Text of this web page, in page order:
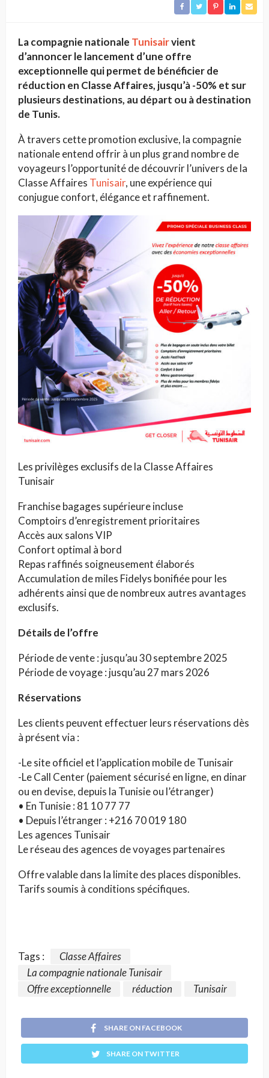
La compagnie nationale Tunisairvient
d’annoncerle lancement d’une offre
exceptionnelle qui permet de bénéficierde
réduction en Classe Affaires, jusqu’à -50% et sur
plusieurs destinations, au départ ou à destination
de Tunis.
À travers cette promotion exclusive, la compagnie
nationale entend offrir à un plus grand nombre de
voyageurs l’opportunité de découvrir l’univers de la
Classe Affaires Tunisair, une expérience qui
conjugue confort, élégance et raffinement.
Les privilèges exclusifs de la Classe Affaires
Tunisair
Franchise bagages supérieure incluse
Comptoirs d’enregistrement prioritaires
Accès aux salons VIP
Confort optimal à bord
Repas raffinés soigneusement élaborés
Accumulation de miles Fidelys bonifiée pour les
adhérents ainsi que de nombreux autres avantages
exclusifs.
Détails de l’offre
Période de vente : jusqu’au 30 septembre 2025
Période de voyage : jusqu’au 27 mars 2026
Réservations
Les clients peuvent effectuer leurs réservations dès
à présent via :
-Le site officiel et l’application mobile de Tunisair
-Le Call Center (paiement sécurisé en ligne, en dinar
ou en devise, depuis la Tunisie ou l’étranger)
• En Tunisie : 81 10 77 77
• Depuis l’étranger : +216 70 019 180
Les agences Tunisair
Le réseau des agences de voyages partenaires
Offre valable dans la limite des places disponibles.
Tarifs soumis à conditions spécifiques.
Tags :
Classe Affaires
La compagnie nationale Tunisair
Offre exceptionnelle
réduction Tunisair
SHARE ON FACEBOOK
SHARE ON TWITTER